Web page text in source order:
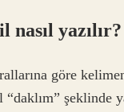
nasıl yazılır?
göre
şeklinde